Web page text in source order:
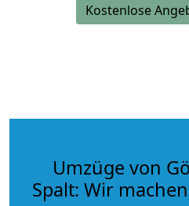
Kostenlose
Umzüge von
Spalt: Wir